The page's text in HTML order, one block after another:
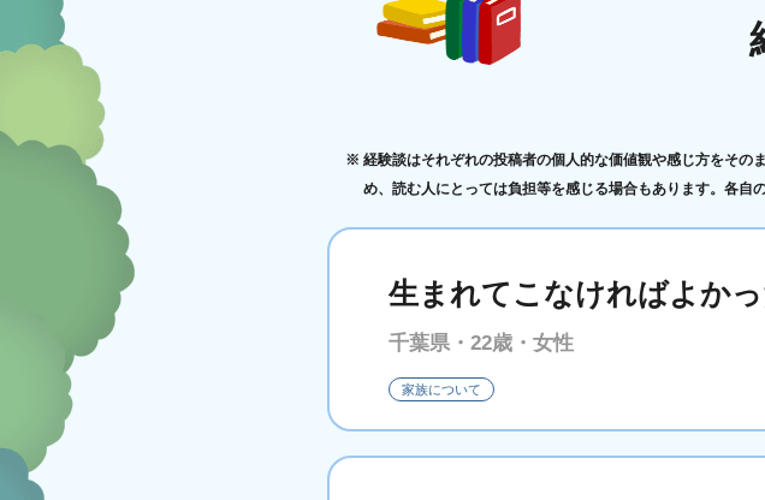
経験談はそれぞれの投稿者の個人的な価値観や感じ方をその
め、読む人にとっては負担等を感じる場合もあります。各自
生まれてこなければよか
千葉県・22歳・女性
家族について